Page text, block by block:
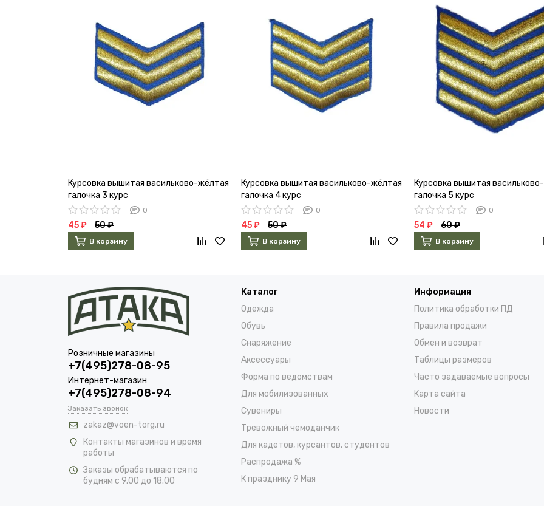
Курсовка вышитая васильково-жёлтая
галочка 3 курс
0
45 ₽ 50 ₽
В корзину
Курсовка вышитая васильково-жёлтая
галочка 4 курс
0
45 ₽ 50 ₽
В корзину
Курсовка вышитая
галочка 5 курс
0
54 ₽ 60 ₽
В корзину
Розничные магазины
+7(495)278-08-95
Интернет-магазин
+7(495)278-08-94
Заказать звонок
zakaz@voen-torg.ru
Контакты магазинов и время
работы
Заказы обрабатываются по
будням с 9.00 до 18.00
Каталог
Одежда
Обувь
Снаряжение
Аксессуары
Форма по ведомствам
Для мобилизованных
Сувениры
Тревожный чемоданчик
Для кадетов, курсантов, студентов
Распродажа %
К празднику 9 Мая
Информация
Политика обработки ПД
Правила продажи
Обмен и возврат
Таблицы размеров
Часто задаваемые вопросы
Карта сайта
Новости